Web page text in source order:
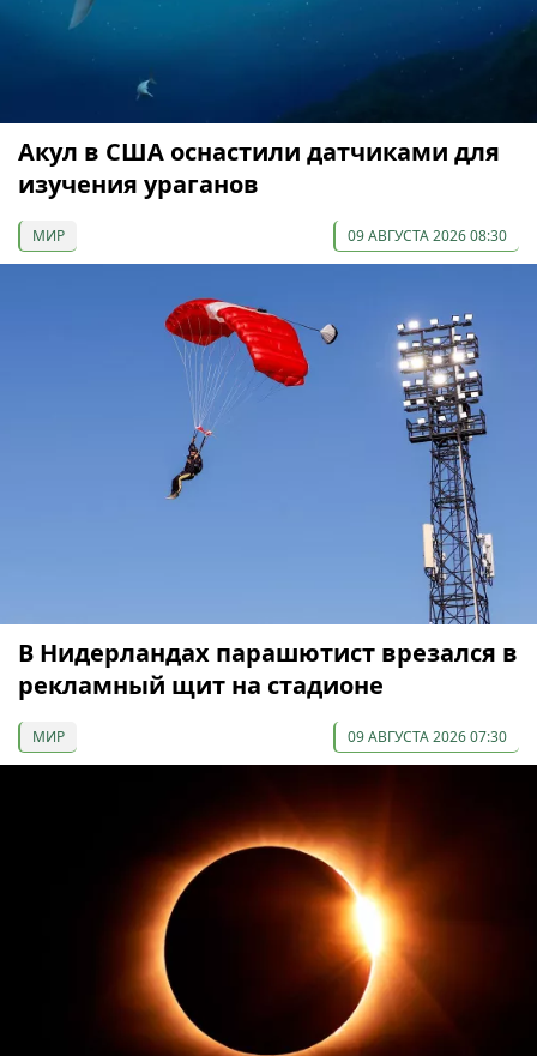
Акул в США оснастили датчиками для
изучения ураганов
МИР 09 АВГУСТА 2026 08:30
В Нидерландах парашютист врезался в
рекламный щит на стадионе
МИР 09 АВГУСТА 2026 07:30